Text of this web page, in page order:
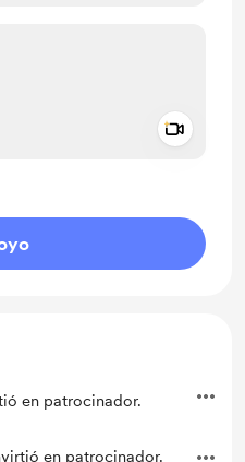
en patrocinador.
en patrocinador.